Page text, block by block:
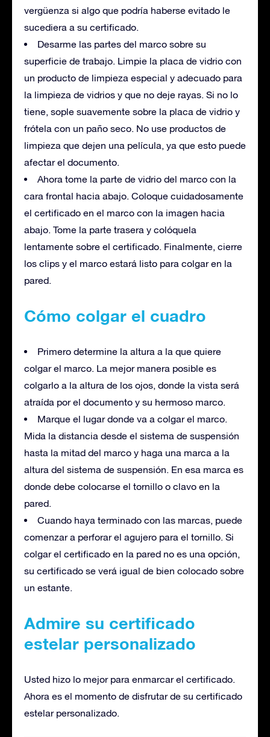
vergüenza si algo que podría haberse evitado le
sucediera a su certificado.
Desarme las partes del marco sobre su
superficie de trabajo. Limpie la placa de vidrio con
un producto de limpieza especial y adecuado para
la limpieza de vidrios y que no deje rayas. Si no lo
tiene, sople suavemente sobre la placa de vidrio y
frótela con un paño seco. No use productos de
limpieza que dejen una película, ya que esto puede
afectar el documento.
Ahora tome la parte de vidrio del marco con la
cara frontal hacia abajo. Coloque cuidadosamente
el certificado en el marco con la imagen hacia
abajo. Tome la parte trasera y colóquela
lentamente sobre el certificado. Finalmente, cierre
los clips y el marco estará listo para colgar en la
pared.
Cómo colgar el cuadro
Primero determine la altura a la que quiere
colgar el marco. La mejor manera posible es
colgarlo a la altura de los ojos, donde la vista será
atraída por el documento y su hermoso marco.
Marque el lugar donde va a colgar el marco.
Mida la distancia desde el sistema de suspensión
hasta la mitad del marco y haga una marca a la
altura del sistema de suspensión. En esa marca es
donde debe colocarse el tornillo o clavo en la
pared.
Cuando haya terminado con las marcas, puede
comenzar a perforar el agujero para el tornillo. Si
colgar el certificado en la pared no es una opción,
su certificado se verá igual de bien colocado sobre
un estante.
Admire su certificado
estelar personalizado
Usted hizo lo mejor para enmarcar el certificado.
Ahora es el momento de disfrutar de su certificado
estelar personalizado.